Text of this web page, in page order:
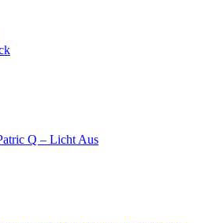
Q – Licht Aus